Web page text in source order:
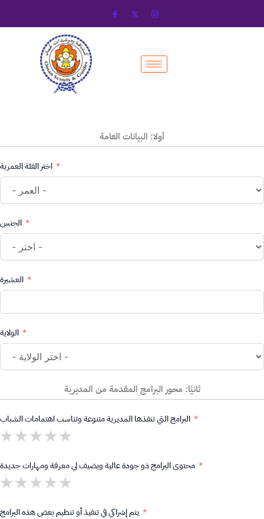
أولا: البيانات العامة
اختر الفئة العمرية
الجنس
العشيرة
الولاية
ثانيًا: محور البرامج المقدمة من المديرية
البرامج التي تنفذها المديرية متنوعة وتناسب اهتمامات الشباب
محتوى البرامج ذو جودة عالية ويضيف لي معرفة ومهارات جديدة
يتم إشراكي في تنفيذ أو تنظيم بعض هذه البرامج